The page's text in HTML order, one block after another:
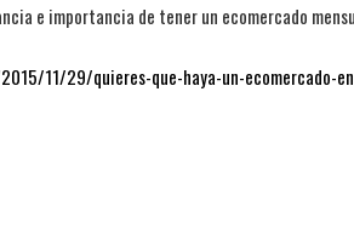
e importancia de tener un ecomercado
11/29/quieres-que-haya-un-ecomercado-